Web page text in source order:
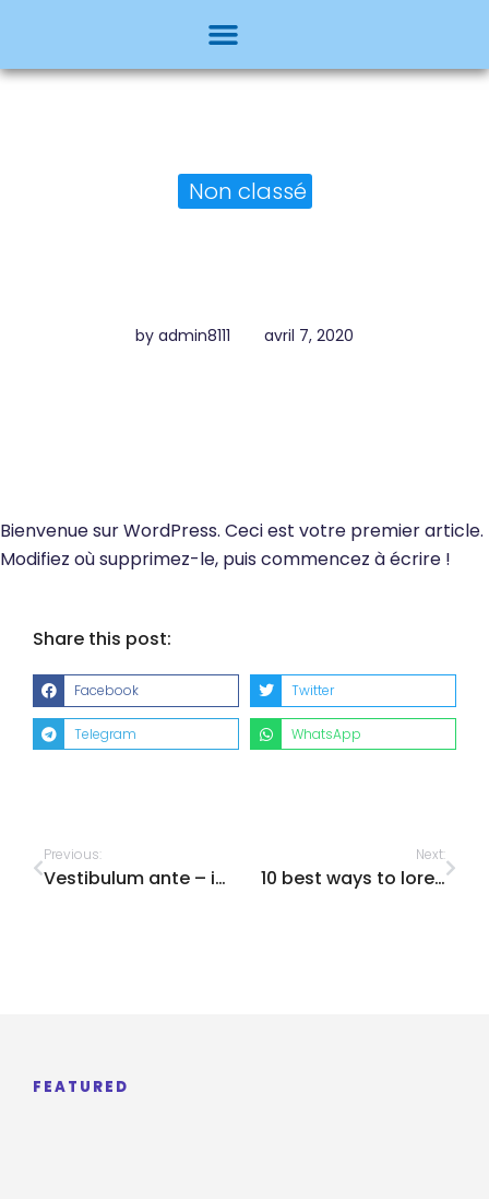
Non classé
by admin8111 avril 7, 2020
Bienvenue sur WordPress. Ceci est votre premier article.
Modifiez où supprimez-le, puis commencez à écrire !
Share this post:
Facebook Twitter
Telegram WhatsApp
Previous:
Vestibulum ante – ipsum primis in faucibus
Next:
10 best ways to lorem ipsum dolor glavrida
FEATURED